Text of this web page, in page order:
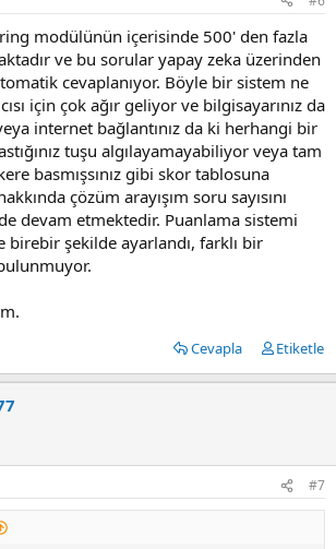
modülünün içerisinde 500' den fazla
ve bu sorular yapay zeka üzerinden
cevaplanıyor. Böyle bir sistem ne
için çok ağır geliyor ve bilgisayarınız da
internet bağlantınız da ki herhangi bir
tuşu algılayamayabiliyor veya tam
basmışsınız gibi skor tablosuna
çözüm arayışım soru sayısını
devam etmektedir. Puanlama sistemi
birebir şekilde ayarlandı, farklı bir
Cevapla Etiketle
#7